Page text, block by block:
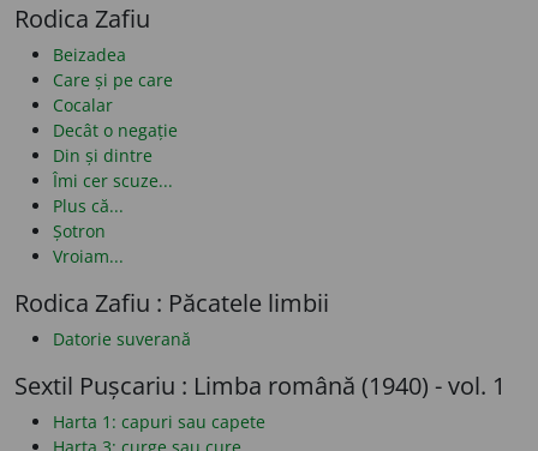
Rodica Zafiu
Beizadea
Care și pe care
Cocalar
Decât o negație
Din și dintre
Îmi cer scuze...
Plus că...
Șotron
Vroiam...
Rodica Zafiu : Păcatele limbii
Datorie suverană
Sextil Pușcariu : Limba română (1940) - vol. 1
Harta 1: capuri sau capete